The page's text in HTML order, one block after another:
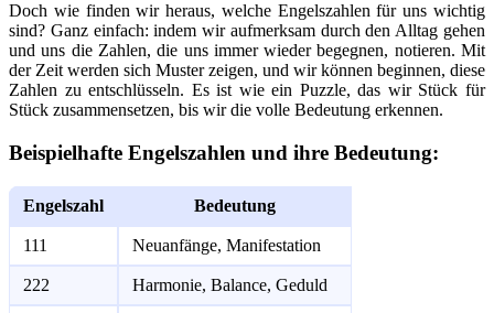
Doch wie finden wir heraus, welche Engelszahlen für uns wichtig
sind? Ganz einfach: indem wir aufmerksam durch den Alltag gehen
und uns die Zahlen, die uns immer wieder begegnen, notieren. Mit
der Zeit werden sich Muster zeigen, und wir können beginnen, diese
Zahlen zu entschlüsseln. Es ist wie ein Puzzle, das wir Stück für
Stück zusammensetzen, bis wir die volle Bedeutung erkennen.
Beispielhafte Engelszahlen und ihre Bedeutung:
Engelszahl Bedeutung
111 Neuanfänge, Manifestation
222 Harmonie, Balance, Geduld